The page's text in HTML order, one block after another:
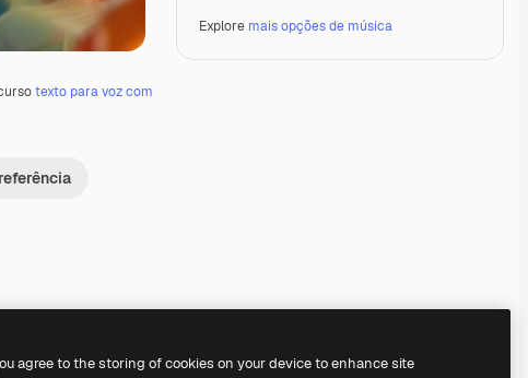
texto para voz com
Explore mais opções de música
Premium
Premium Premium
Premium
agree to the storing of cookies on your device to enhance site